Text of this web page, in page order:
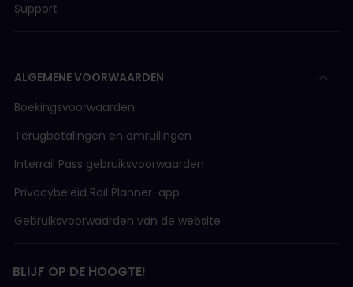
Support
ALGEMENE VOORWAARDEN
Boekingsvoorwaarden
Terugbetalingen en omruilingen
Interrail Pass gebruiksvoorwaarden
Privacybeleid Rail Planner-app
Gebruiksvoorwaarden van de website
BLIJF OP DE HOOGTE!